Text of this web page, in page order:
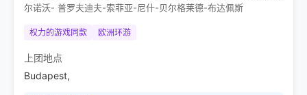
尔诺沃- 普罗夫迪夫-索菲亚-尼什-贝尔格莱德-布达佩斯
权力的游戏同款 欧洲环游
上团地点
Budapest,